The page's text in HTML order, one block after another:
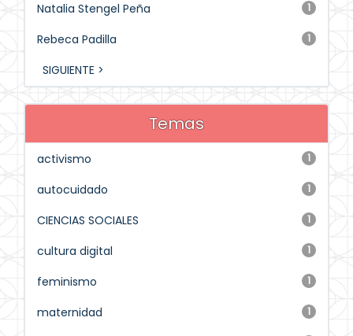
1
Natalia Stengel Peña
1
Rebeca Padilla
SIGUIENTE >
Temas
1
activismo
1
autocuidado
1
CIENCIAS SOCIALES
1
cultura digital
1
feminismo
1
maternidad